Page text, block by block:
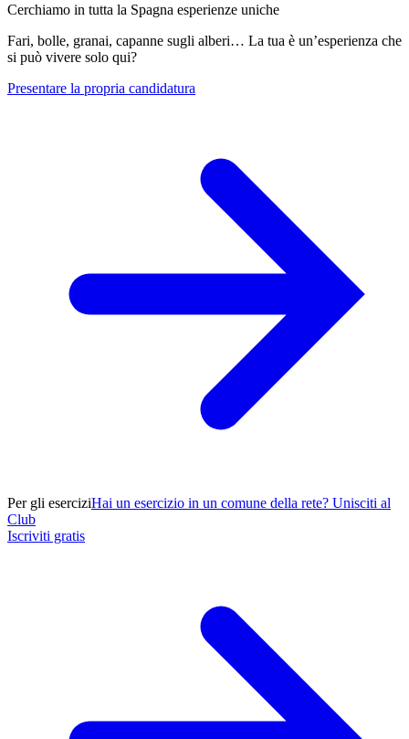
Cerchiamo in tutta la Spagna esperienze uniche
Fari, bolle, granai, capanne sugli alberi… La tua è un’esperienza che
si può vivere solo qui?
Presentare la propria candidatura
Per gli eserciziHai un esercizio in un comune della rete? Unisciti al
Club
Iscriviti gratis